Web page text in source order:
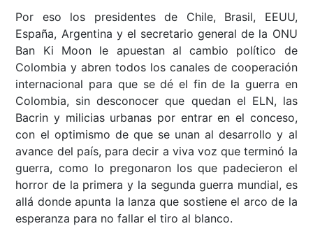
Por eso los presidentes de Chile, Brasil, EEUU,
España, Argentina y el secretario general de la ONU
Ban Ki Moon le apuestan al cambio político de
Colombia y abren todos los canales de cooperación
internacional para que se dé el fin de la guerra en
Colombia, sin desconocer que quedan el ELN, las
Bacrin y milicias urbanas por entrar en el conceso,
con el optimismo de que se unan al desarrollo y al
avance del país, para decir a viva voz que terminó la
guerra, como lo pregonaron los que padecieron el
horror de la primera y la segunda guerra mundial, es
allá donde apunta la lanza que sostiene el arco de la
esperanza para no fallar el tiro al blanco.